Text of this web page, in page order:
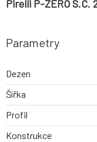
Pirelli P-ZERO S.C.
Parametry
Dezen
Šířka
Profil
Konstrukce